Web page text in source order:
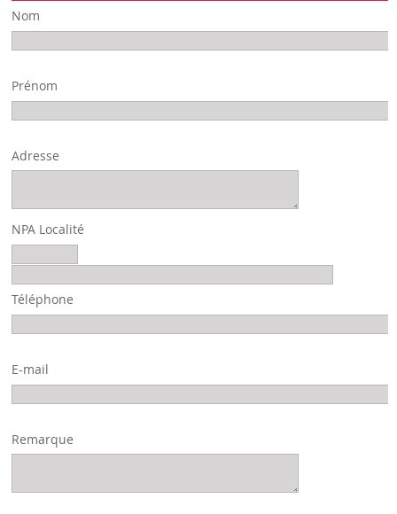
Nom
Prénom
Adresse
NPA Localité
Téléphone
E-mail
Remarque